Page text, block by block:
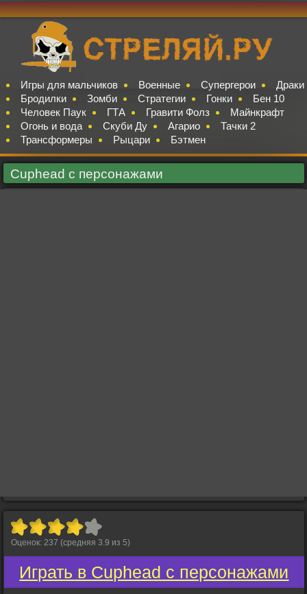
Игры для мальчиков Военные Супергерои
Драки
Бродилки
Зомби Стратегии Гонки
Бен 10
Человек Паук
ГТА Гравити Фолз
Майнкрафт
Огонь и вода
Скуби Ду Агарио
Тачки 2
Трансформеры
Рыцари Бэтмен
Cuphead с персонажами
Оценок: 237 (средняя 3.9 из 5)
Играть в Cuphead с персонажами